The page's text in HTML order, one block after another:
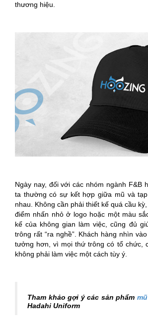
thương hiệu.
Ngày nay, đối với các nhóm ngành F&B
ta thường có sự kết hợp giữa mũ và
nhau. Không cần phải thiết kế quá cầu
điểm nhấn nhỏ ở logo hoặc một màu
kế của không gian làm việc, cũng đủ
trông rất “ra nghề”. Khách hàng nhìn
tưởng hơn, vì mọi thứ trông có tổ chức,
không phải làm việc một cách tùy ý.
Tham khảo gợi ý các sản phẩm
Hadahi Uniform